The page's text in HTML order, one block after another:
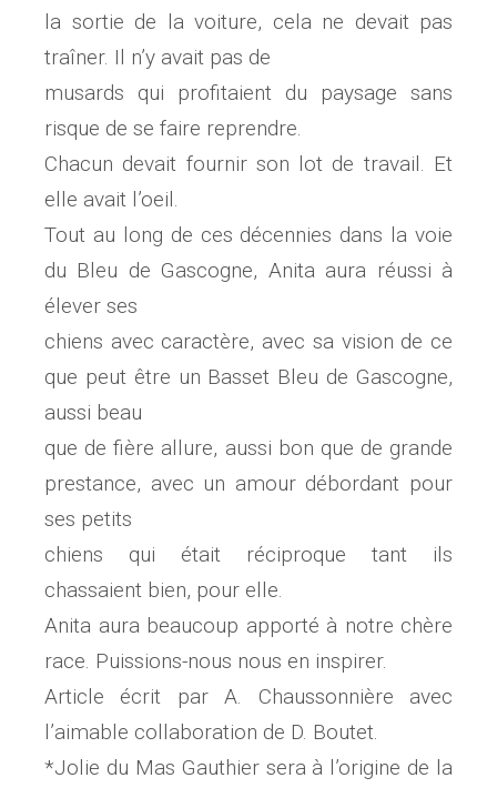
la sortie de la voiture, cela ne devait pas
traîner. Il n’y avait pas de
musards qui profitaient du paysage sans
risque de se faire reprendre.
Chacun devait fournir son lot de travail. Et
elle avait l’oeil.
Tout au long de ces décennies dans la voie
du Bleu de Gascogne, Anita aura réussi à
élever ses
chiens avec caractère, avec sa vision de ce
que peut être un Basset Bleu de Gascogne,
aussi beau
que de fière allure, aussi bon que de grande
prestance, avec un amour débordant pour
ses petits
chiens qui était réciproque tant ils
chassaient bien, pour elle.
Anita aura beaucoup apporté à notre chère
race. Puissions-nous nous en inspirer.
Article écrit par A. Chaussonnière avec
l’aimable collaboration de D. Boutet.
*Jolie du Mas Gauthier sera à l’origine de la